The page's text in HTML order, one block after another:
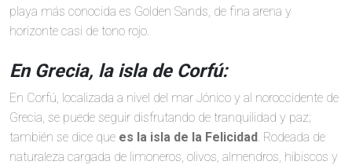
playa más conocida es Golden Sands, de fina arena y
horizonte casi de tono rojo.
En Grecia, la isla de Corfú:
En Corfú, localizada a nivel del mar Jónico y al noroccidente de
Grecia, se puede seguir disfrutando de tranquilidad y paz;
también se dice que es la isla de la Felicidad . Rodeada de
naturaleza cargada de limoneros, olivos, almendros, hibiscos y